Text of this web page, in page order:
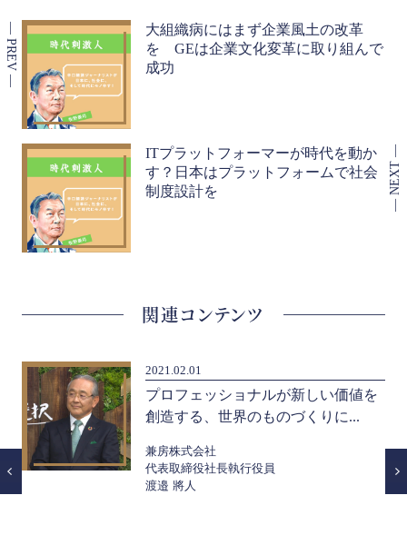
大組織病にはまず企業風土の改革
を GEは企業文化変革に取り組んで
成功
ITプラットフォーマーが時代を動か
す？日本はプラットフォームで社会
制度設計を
関連コンテンツ
2021.02.01
プロフェッショナルが新しい価値を
創造する、世界のものづくりに...
兼房株式会社
代表取締役社長執行役員
渡邉 將人